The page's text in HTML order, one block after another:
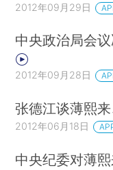
2012年09月29日
中央政治局会
2012年09月28日
张德江谈薄熙
2012年06月18日
中央纪委对薄